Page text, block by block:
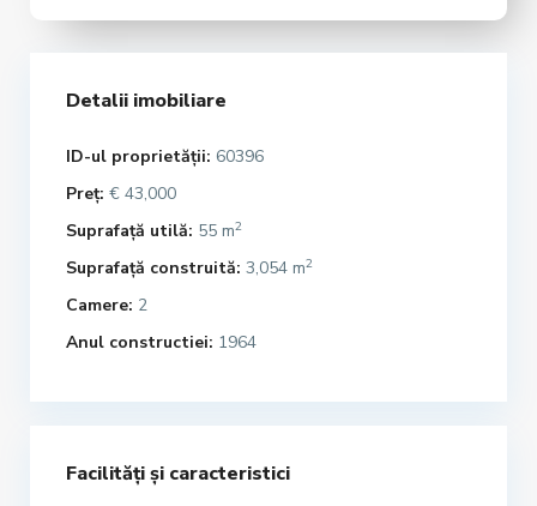
Detalii imobiliare
ID-ul proprietății: 60396
Preț: € 43,000
Suprafață utilă: 55 m2
Suprafață construită: 3,054 m2
Camere: 2
Anul constructiei: 1964
Facilități și caracteristici